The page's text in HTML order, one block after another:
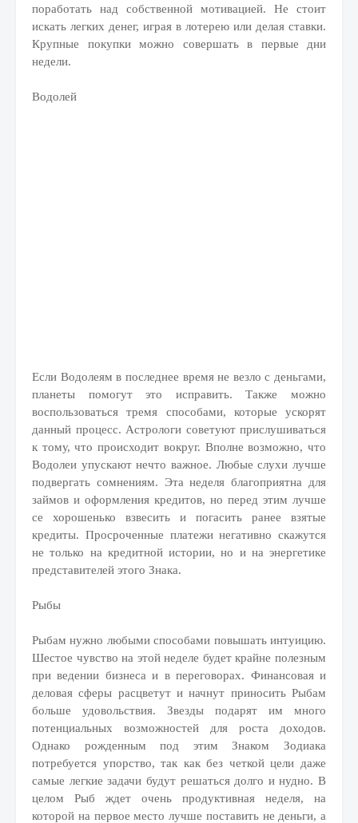
поработать над собственной мотивацией. Не стоит
искать легких денег, играя в лотерею или делая ставки.
Крупные покупки можно совершать в первые дни
недели.
Водолей
Если Водолеям в последнее время не везло с деньгами,
планеты помогут это исправить. Также можно
воспользоваться тремя способами, которые ускорят
данный процесс. Астрологи советуют прислушиваться
к тому, что происходит вокруг. Вполне возможно, что
Водолеи упускают нечто важное. Любые слухи лучше
подвергать сомнениям. Эта неделя благоприятна для
займов и оформления кредитов, но перед этим лучше
се хорошенько взвесить и погасить ранее взятые
кредиты. Просроченные платежи негативно скажутся
не только на кредитной истории, но и на энергетике
представителей этого Знака.
Рыбы
Рыбам нужно любыми способами повышать интуицию.
Шестое чувство на этой неделе будет крайне полезным
при ведении бизнеса и в переговорах. Финансовая и
деловая сферы расцветут и начнут приносить Рыбам
больше удовольствия. Звезды подарят им много
потенциальных возможностей для роста доходов.
Однако рожденным под этим Знаком Зодиака
потребуется упорство, так как без четкой цели даже
самые легкие задачи будут решаться долго и нудно. В
целом Рыб ждет очень продуктивная неделя, на
которой на первое место лучше поставить не деньги, а